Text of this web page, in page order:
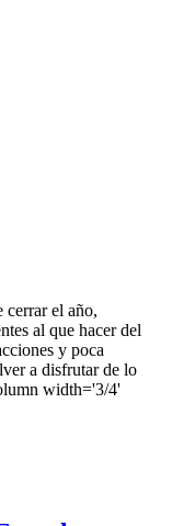
el año,
al que hacer del
y poca
a disfrutar de lo
width='3/4'